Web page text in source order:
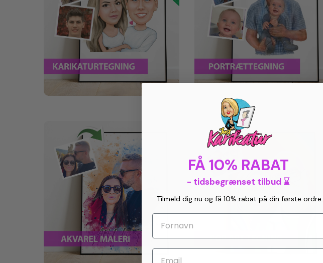
FÅ 10% RABAT
- tidsbegrænset tilbud ⌛
Tilmeld dig nu og få 10% rabat på din første ordre.
Email